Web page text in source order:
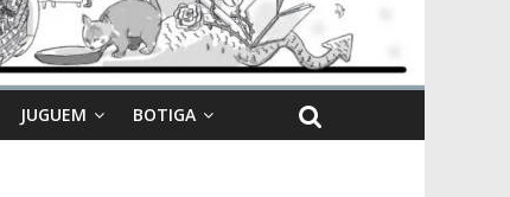
JUGUEM BOTIGA